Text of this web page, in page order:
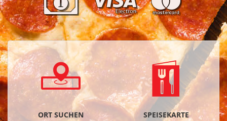
ORT SUCHEN SPEISEKARTE